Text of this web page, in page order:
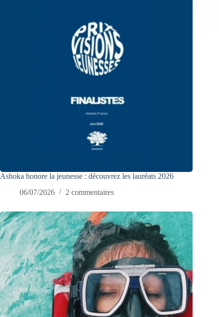
Ashoka honore la jeunesse : découvrez les lauréats 2026
06/07/2026
2 commentaires